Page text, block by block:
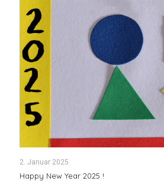
2. Januar 2025
Happy New Year 2025 !